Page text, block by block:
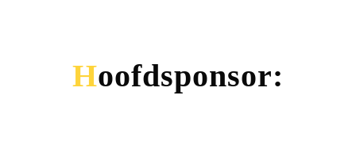
Hoofdsponsor: